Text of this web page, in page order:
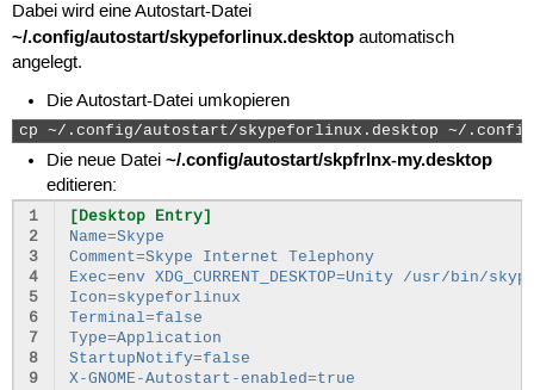
Dabei wird eine Autostart-Datei
~/.config/autostart/skypeforlinux.desktopautomatisch
angelegt.
Die Autostart-Datei umkopieren
cp ~/.config/autostart/skypeforlinux.desktop ~/
Die neue Datei~/.config/autostart/skpfrlnx-my.desktop
editieren:
1
2
3
4
5
6
7
8
9
[Desktop Entry]
Name=Skype
Comment=Skype Internet Telephony
Exec=env XDG_CURRENT_DESKTOP=Unity /usr/bin/
Icon=skypeforlinux
Terminal=false
Type=Application
StartupNotify=false
X-GNOME-Autostart-enabled=true